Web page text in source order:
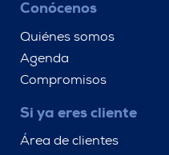
Conócenos
Quiénes somos
Agenda
Compromisos
Si ya eres cliente
Área de clientes